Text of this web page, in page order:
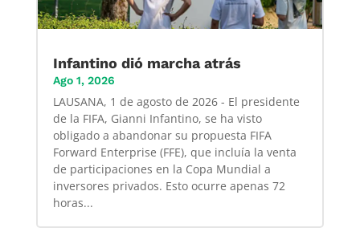
Infantino dió marcha atrás
Ago 1, 2026
LAUSANA, 1 de agosto de 2026 - El presidente
de la FIFA, Gianni Infantino, se ha visto
obligado a abandonar su propuesta FIFA
Forward Enterprise (FFE), que incluía la venta
de participaciones en la Copa Mundial a
inversores privados. Esto ocurre apenas 72
horas...